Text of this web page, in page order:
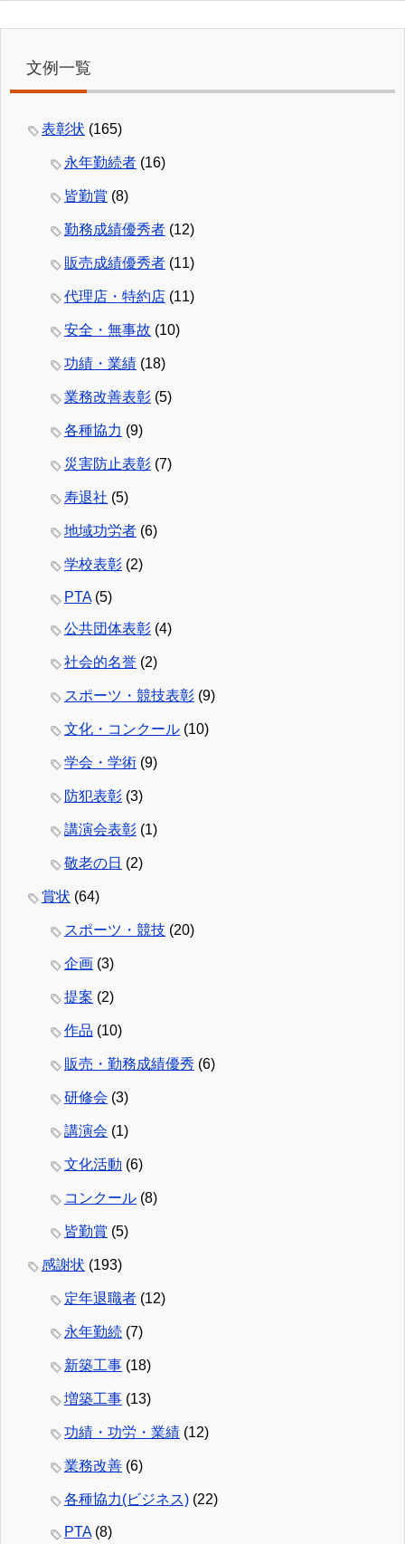
文例一覧
表彰状 (165)
永年勤続者 (16)
皆勤賞 (8)
勤務成績優秀者 (12)
販売成績優秀者 (11)
代理店・特約店 (11)
安全・無事故 (10)
功績・業績 (18)
業務改善表彰 (5)
各種協力 (9)
災害防止表彰 (7)
寿退社 (5)
地域功労者 (6)
学校表彰 (2)
PTA(5)
公共団体表彰 (4)
社会的名誉 (2)
スポーツ・競技表彰 (9)
文化・コンクール (10)
学会・学術 (9)
防犯表彰 (3)
講演会表彰 (1)
敬老の日 (2)
賞状 (64)
スポーツ・競技 (20)
企画 (3)
提案 (2)
作品 (10)
販売・勤務成績優秀 (6)
研修会 (3)
講演会 (1)
文化活動 (6)
コンクール (8)
皆勤賞 (5)
感謝状 (193)
定年退職者 (12)
永年勤続 (7)
新築工事 (18)
増築工事 (13)
功績・功労・業績 (12)
業務改善 (6)
各種協力(ビジネス) (22)
PTA(8)